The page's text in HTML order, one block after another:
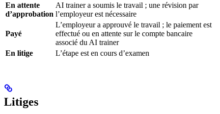
En attente
d’approbation
AI trainer a soumis le travail ; une révision par
l’employeur est nécessaire
Payé
L’employeur a approuvé le travail ; le paiement est
effectué ou en attente sur le compte bancaire
associé du AI trainer
En litige
L’étape est en cours d’examen
Litiges